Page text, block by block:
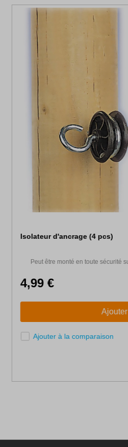
Isolateur d'ancrage (4 pcs)
Peut être monté en toute sécurité
4,99 €
Ajouter
Ajouter à la comparaison